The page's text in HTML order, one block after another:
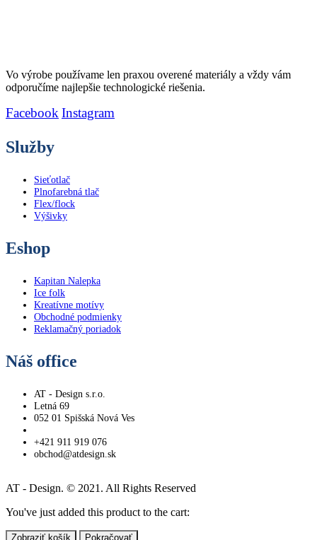
Vo výrobe používame len praxou overené materiály a vždy vám
odporučíme najlepšie technologické riešenia.
FacebookInstagram
Služby
Sieťotlač
Plnofarebná tlač
Flex/flock
Výšivky
Eshop
Kapitan Nalepka
Ice folk
Kreatívne motívy
Obchodné podmienky
Reklamačný poriadok
Náš office
AT - Design s.r.o.
Letná 69
052 01 Spišská Nová Ves
+421 911 919 076
obchod@atdesign.sk
AT - Design. © 2021. All Rights Reserved
You've just added this product to the cart:
Zobraziť košík Pokračovať